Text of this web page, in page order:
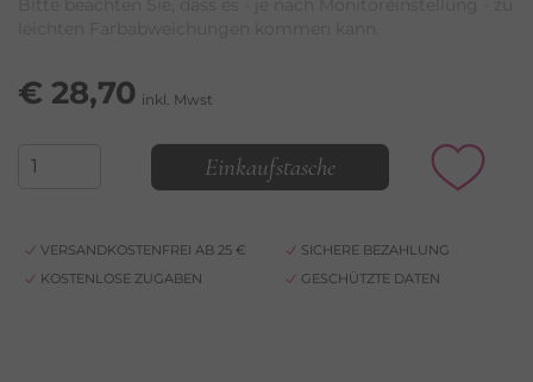
€ 28,70 inkl. Mwst
Einkaufstasche
VERSANDKOSTENFREI AB 25 €
SICHERE BEZAHLUNG
KOSTENLOSE ZUGABEN
GESCHÜTZTE DATEN